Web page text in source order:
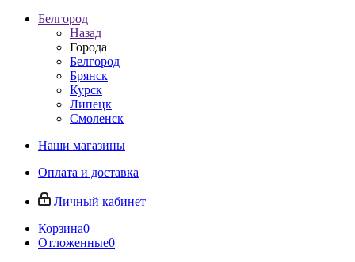
Белгород
Назад
Города
Белгород
Брянск
Курск
Липецк
Смоленск
Наши магазины
Оплата и доставка
Личный кабинет
Корзина0
Отложенные0